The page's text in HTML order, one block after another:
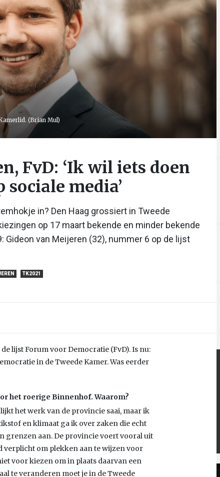
(Brian Mul)
FvD: ‘Ik wil iets doen
sociale media’
in? Den Haag grossiert in Tweede
op 17 maart bekende en minder bekende
Gideon van Meijeren (32), nummer 6 op de lijst
TK2021
lijst Forum voor Democratie (FvD). Is nu:
in de Tweede Kamer. Was eerder
het roerige Binnenhof. Waarom?
het werk van de provincie saai, maar ik
en klimaat ga ik over zaken die echt
grenzen aan. De provincie voert vooral uit
verplicht om plekken aan te wijzen voor
voor kiezen om in plaats daarvan een
te veranderen moet je in de Tweede